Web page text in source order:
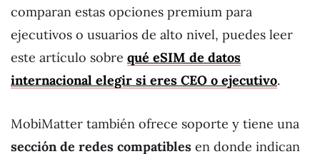
comparan estas opciones premium para
ejecutivos o usuarios de alto nivel, puedes leer
este artículo sobre qué eSIM de datos
internacional elegir si eres CEO o ejecutivo.
MobiMatter también ofrece soporte y tiene una
sección de redes compatibles en donde indican